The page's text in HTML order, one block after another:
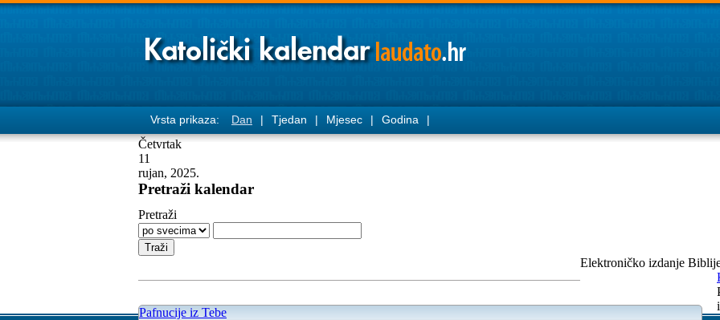
Vrsta prikaza: Dan | Tjedan | Mjesec | Godina |
Četvrtak
11
rujan, 2025.
Pretraži kalendar
Pretraži
Pafnucije iz Tebe
Elektroničko izdanje